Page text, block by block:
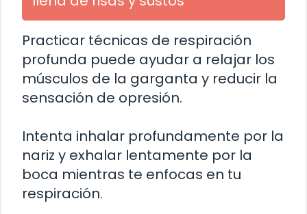
Practicar técnicas de respiración
profunda puede ayudar a relajar los
músculos de la garganta y reducir la
sensación de opresión.
Intenta inhalar profundamente por la
nariz y exhalar lentamente por la
boca mientras te enfocas en tu
respiración.